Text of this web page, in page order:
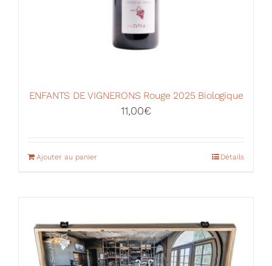
ENFANTS DE VIGNERONS Rouge 2025 Biologique
11,00€
Ajouter au panier Détails